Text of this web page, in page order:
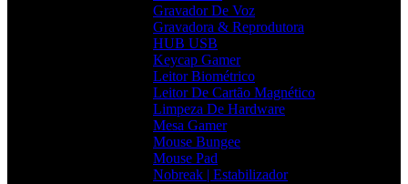
Gravador De Voz
Gravadora & Reprodutora
HUB USB
Keycap Gamer
Leitor Biométrico
Leitor De Cartão Magnético
Limpeza De Hardware
Mesa Gamer
Mouse Bungee
Mouse Pad
Nobreak | Estabilizador